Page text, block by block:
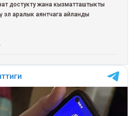
достукту жана кызматташтыкты
эл аралык аянтчага айланды